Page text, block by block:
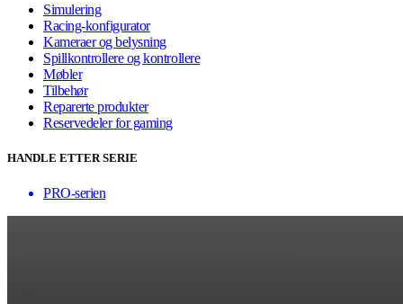
Simulering
Racing-konfigurator
Kameraer og belysning
Spillkontrollere og kontrollere
Møbler
Tilbehør
Reparerte produkter
Reservedeler for gaming
HANDLE ETTER SERIE
PRO-serien